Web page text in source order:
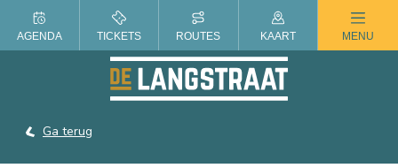
ZOMER IN DE LANGSTRAAT
Ga terug
AGENDA TICKETS ROUTES KAART MENU